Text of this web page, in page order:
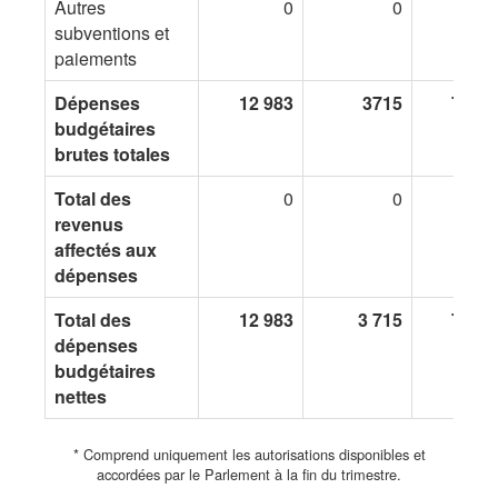
Autres
subventions et
paiements
0 0
Dépenses
budgétaires
brutes totales
12 983 3715 7 282
Total des
revenus
affectés aux
dépenses
0 0
Total des
dépenses
budgétaires
nettes
12 983 3 715 7 282
* Comprend uniquement les autorisations disponibles et
accordées par le Parlement à la fin du trimestre.